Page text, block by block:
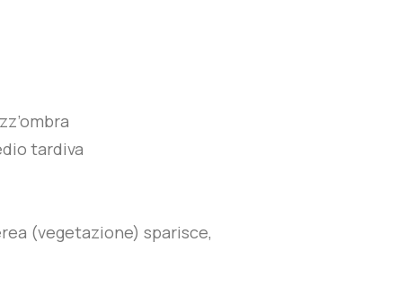
tardiva
(vegetazione) sparisce,